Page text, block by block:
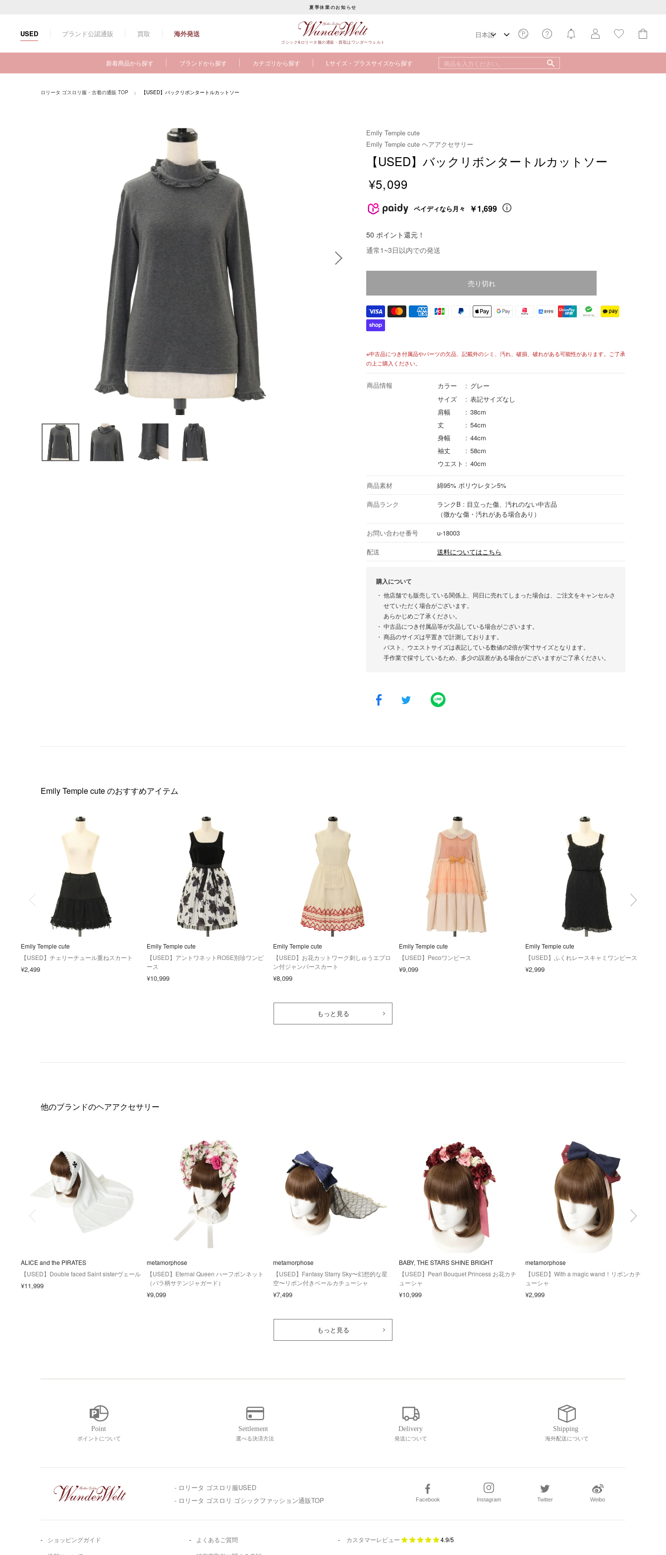
ス
ラ
イ
シ
夏季休業のお知らせ
USED ブランド公認通販 買取 海外発送
ゴシック&ロリータ服の通販・買取はワンダーウェルト
新着商品から探す ブランドから探す カテゴリから探す Lサイズ・プラスサイズから探す
ロリータ ゴスロリ服・古着の通販 TOP 【USED】バックリボンタートルカットソー
Emily Temple cute
Emily Temple cute ヘアアクセサリー
【USED】バックリボンタートルカットソー
売
価
格
¥5,099
ペイディなら月々 ￥1,699
50 ポイント還元！
通常1~3日以内での発送
売り切れ
※中古品につき付属品やパーツの欠品、記載外のシミ、汚れ、破損、破れがある可能性があります。ご了承
の上ご購入ください。
商品情報 カラー
グレー
サイズ
表記サイズなし
肩幅
38cm
丈
54cm
身幅
44cm
袖丈
58cm
ウエスト
40cm
商品素材 綿95% ポリウレタン5%
商品ランク
ランクB : 目立った傷、汚れのない中古品
（微かな傷・汚れがある場合あり）
お問い合わせ番号
u-18003
配送
送料についてはこちら
購入について
他店舗でも販売している関係上、同日に売れてしまった場合は、ご注文をキャンセルさ
せていただく場合がございます。
あらかじめご了承ください。
中古品につき付属品等が欠品している場合がございます。
商品のサイズは平置きで計測しております。
バスト、ウエストサイズは表記している数値の2倍が実寸サイズとなります。
手作業で採寸しているため、多少の誤差がある場合がございますがご了承ください。
Emily Temple cuteのおすすめアイテム
Emily Temple cute
【USED】チェリーチュール重ねスカート
¥2,499
Emily Temple cute
【USED】アントワネットROSE別珍ワンピ
ース
¥10,999
Emily Temple cute
【USED】お花カットワーク刺しゅうエプロ
ン付ジャンパースカート
¥8,099
Emily Temple cute
【USED】Pecoワンピース
¥9,099
Emily Temple cute
【USED】ふくれレースキャミワンピース
¥2,999
もっと見る
他のブランドのヘアアクセサリー
ALICE and the PIRATES
【USED】Double faced Saint sisterヴェール
¥11,999
metamorphose
【USED】Eternal Queen ハーフボンネット
（バラ柄サテンジャガード）
¥9,099
metamorphose
【USED】Fantasy Starry Sky〜幻想的な星
空〜リボン付きベールカチューシャ
¥7,499
BABY, THE STARS SHINE BRIGHT
【USED】Pearl Bouquet Princess お花カチ
ューシャ
¥10,999
metamorphose
【USED】With a magic wand！リボンカチ
ューシャ
¥2,999
もっと見る
ポイントについて 選べる決済方法 発送について 海外配送について
- ロリータ ゴスロリ服USED
- ロリータ ゴスロリ ゴシックファッション通販TOP
Facebook Instagram Twitter Weibo
ショッピングガイド
よくあるご質問
カスタマーレビュー 4.9/5